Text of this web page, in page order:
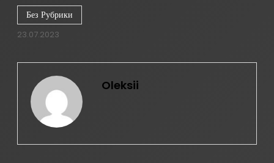
Без Рубрики
23.07.2023
Oleksii